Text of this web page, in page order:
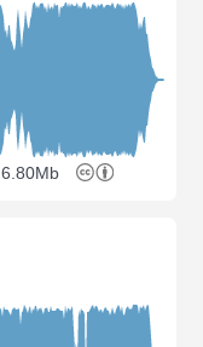
6.80Mb